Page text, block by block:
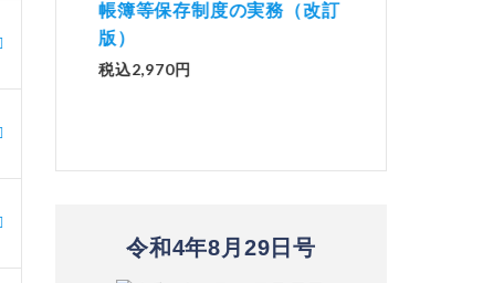
帳簿等保存制度の実務（改訂
版）
税込2,970円
令和4年8月29日号